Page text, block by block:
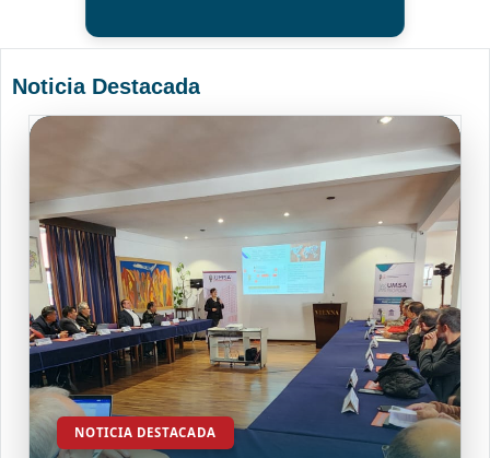
Noticia Destacada
NOTICIA DESTACADA